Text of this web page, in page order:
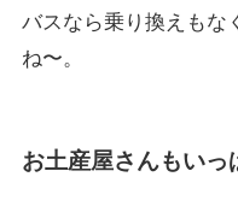
バスなら乗り換えもな
ね〜。
お土産屋さんもいっ